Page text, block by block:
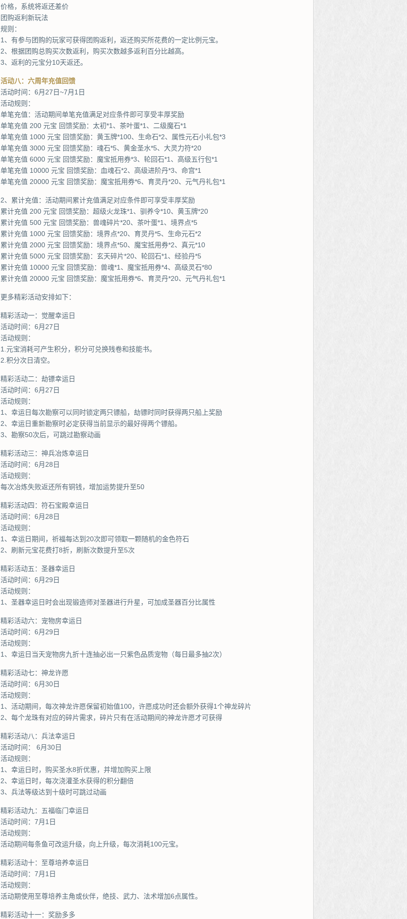
价格，系统将返还差价
团购返利新玩法
规则：
1、有参与团购的玩家可获得团购返利，返还购买所花费的一定比例元宝。
2、根据团购总购买次数返利，购买次数越多返利百分比越高。
3、返利的元宝分10天返还。
活动八：六周年充值回馈
活动时间：6月27日~7月1日
活动规则：
单笔充值：活动期间单笔充值满足对应条件即可享受丰厚奖励
单笔充值 200 元宝 回馈奖励：太初*1、茶叶蛋*1、二级魔石*1
单笔充值 1000 元宝 回馈奖励：黄玉牌*100、生命石*2、属性元石小礼包*3
单笔充值 3000 元宝 回馈奖励：魂石*5、黄金圣水*5、大灵力符*20
单笔充值 6000 元宝 回馈奖励：魔宝抵用券*3、轮回石*1、高级五行包*1
单笔充值 10000 元宝 回馈奖励：血魂石*2、高级进阶丹*3、命宫*1
单笔充值 20000 元宝 回馈奖励：魔宝抵用券*6、育灵丹*20、元气丹礼包*1
2、累计充值：活动期间累计充值满足对应条件即可享受丰厚奖励
累计充值 200 元宝 回馈奖励：超级火龙珠*1、驯养令*10、黄玉牌*20
累计充值 500 元宝 回馈奖励：兽魂碎片*20、茶叶蛋*1、境界点*5
累计充值 1000 元宝 回馈奖励：境界点*20、育灵丹*5、生命元石*2
累计充值 2000 元宝 回馈奖励：境界点*50、魔宝抵用券*2、真元*10
累计充值 5000 元宝 回馈奖励：玄天碎片*20、轮回石*1、经验丹*5
累计充值 10000 元宝 回馈奖励：兽魂*1、魔宝抵用券*4、高级灵石*80
累计充值 20000 元宝 回馈奖励：魔宝抵用券*6、育灵丹*20、元气丹礼包*1
更多精彩活动安排如下：
精彩活动一：觉醒幸运日
活动时间：6月27日
活动规则：
1.元宝消耗可产生积分，积分可兑换残卷和技能书。
2.积分次日清空。
精彩活动二：劫镖幸运日
活动时间：6月27日
活动规则：
1、幸运日每次勘察可以同时锁定两只镖船，劫镖时同时获得两只船上奖励
2、幸运日重新勘察时必定获得当前显示的最好得两个镖船。
3、勘察50次后，可跳过勘察动画
精彩活动三：神兵冶炼幸运日
活动时间：6月28日
活动规则：
每次冶炼失败返还所有铜钱，增加运势提升至50
精彩活动四：符石宝殿幸运日
活动时间：6月28日
活动规则：
1、幸运日期间，祈福每达到20次即可领取一颗随机的金色符石
2、刷新元宝花费打8折，刷新次数提升至5次
精彩活动五：圣器幸运日
活动时间：6月29日
活动规则：
1、圣器幸运日时会出现锻造师对圣器进行升星，可加成圣器百分比属性
精彩活动六：宠物房幸运日
活动时间：6月29日
活动规则：
1、幸运日当天宠物房九折十连抽必出一只紫色品质宠物（每日最多抽2次）
精彩活动七：神龙许愿
活动时间：6月30日
活动规则：
1、活动期间，每次神龙许愿保留初始值100，许愿成功时还会额外获得1个神龙碎片
2、每个龙珠有对应的碎片需求，碎片只有在活动期间的神龙许愿才可获得
精彩活动八：兵法幸运日
活动时间： 6月30日
活动规则：
1、幸运日时，购买圣水8折优惠，并增加购买上限
2、幸运日时，每次浇灌圣水获得的积分翻倍
3、兵法等级达到十级时可跳过动画
精彩活动九：五福临门幸运日
活动时间：7月1日
活动规则：
活动期间每条鱼可改运升级，向上升级，每次消耗100元宝。
精彩活动十：至尊培养幸运日
活动时间：7月1日
活动规则：
活动期使用至尊培养主角或伙伴，绝技、武力、法术增加6点属性。
精彩活动十一：奖励多多